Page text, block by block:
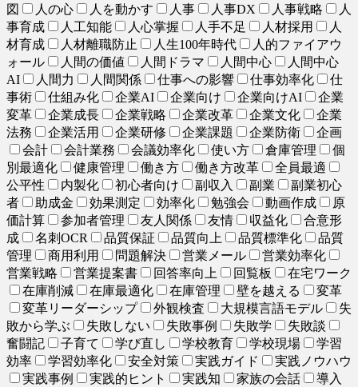
図
人の心 人を動かす 人事 人事DX 人事戦略
人
事育成
人工知能 人心掌握 人手不足 人材採用
人
材育成
人材離職防止 人生100年時代
人的ファイアウ
ォール
人間の価値 人間ドラマ 人間中心
人間中心
AI
人間力 人間関係 仕事への影響 仕事効率化
仕
事術
仕組み化 企業AI 企業向け 企業向けAI
企業
変革
企業成長 企業戦略 企業改革 企業文化
企業
法務
企業活用 企業研修 企業課題 企業防衛
企画
会計
会計業務 会議効率化 使い方 倉庫管理
個
別最適化
健康管理 働き方 働き方改革
全員最適
公平性
内製化 初心者向け 副収入 副業
副業初心
者
助成金 効果測定 効率化 勉強会 動画作成
原
価計算
参加者管理 友人関係 友情 収益化
合意形
成
名刺OCR 品質保証 品質向上 品質標準化
品質
管理
商用利用 問題解決 営業メール
営業効率化
営業戦略
営業提案書 回答率向上 回覧板
在宅ワーク
在庫削減
在庫最適化 在庫管理 壁を越える
変革
変革リーダーシップ
外観検査 大規模言語モデル
失
敗から学ぶ
失敗しない 失敗事例 失敗学
失敗談
奮闘記
子育て 学び直し 学校教育 学校現場
学習
効率
学習効率化 安全対策 実践ガイド
実践ノウハウ
実践事例
実践的ヒント 実践知 家族の会話
導入